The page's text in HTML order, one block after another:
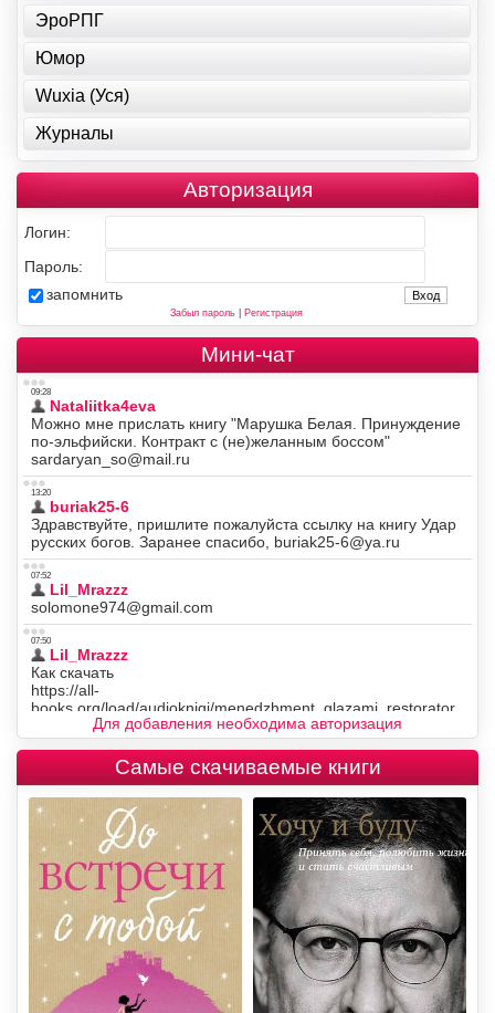
ЭроРПГ
Юмор
Wuxia (Уся)
Журналы
Авторизация
Логин:
Пароль:
запомнить
Забыл пароль| Регистрация
Мини-чат
Для добавления необходима авторизация
Самые скачиваемые книги